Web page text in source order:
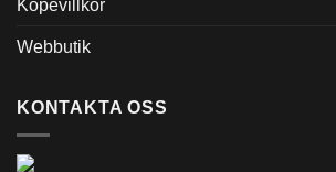
Köpevillkor
Webbutik
KONTAKTA OSS